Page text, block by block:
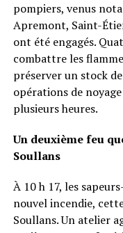
pompiers, venus
Apremont, Saint-
ont été engagés.
combattre les
préserver un stock
opérations de
plusieurs heures.
Un deuxième feu
Soullans
À 10 h 17, les
nouvel incendie,
Soullans. Un atelier